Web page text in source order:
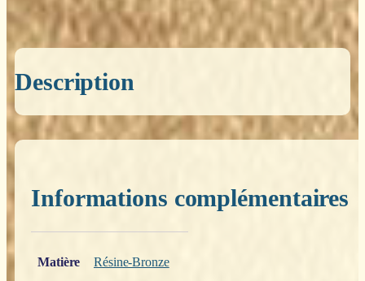
Description
Informations complémentaires
Matière
Résine-Bronze